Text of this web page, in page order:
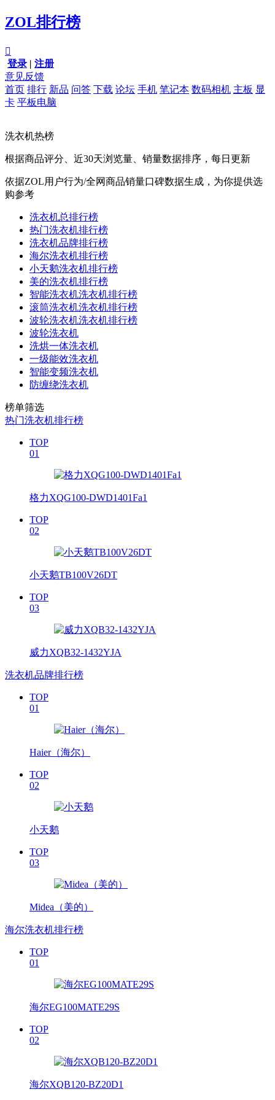
ZOL排行榜

登录 | 注册
意见反馈
首页 排行 新品 问答 下载 论坛 手机 笔记本 数码相机 主板 显
卡 平板电脑
洗衣机热榜
根据商品评分、近30天浏览量、销量数据排序，每日更新
依据ZOL用户行为/全网商品销量口碑数据生成，为你提供选
购参考
洗衣机总排行榜
热门洗衣机排行榜
洗衣机品牌排行榜
海尔洗衣机排行榜
小天鹅洗衣机排行榜
美的洗衣机排行榜
智能洗衣机洗衣机排行榜
滚筒洗衣机洗衣机排行榜
波轮洗衣机洗衣机排行榜
波轮洗衣机
洗烘一体洗衣机
一级能效洗衣机
智能变频洗衣机
防缠绕洗衣机
榜单筛选
热门洗衣机排行榜
TOP
01
格力XQG100-DWD1401Fa1
TOP
02
小天鹅TB100V26DT
TOP
03
威力XQB32-1432YJA
洗衣机品牌排行榜
TOP
01
Haier（海尔）
TOP
02
小天鹅
TOP
03
Midea（美的）
海尔洗衣机排行榜
TOP
01
海尔EG100MATE29S
TOP
02
海尔XQB120-BZ20D1